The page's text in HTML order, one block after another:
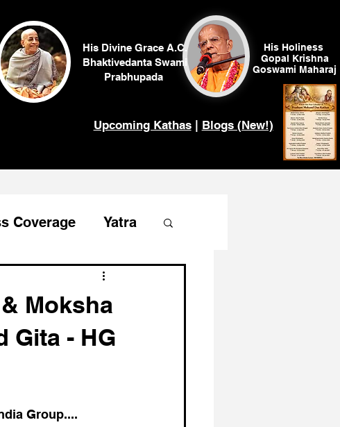
His Divine Grace A.C.
Bhaktivedanta Swami
Prabhupada
His Holiness
Gopal Krishna
Goswami Maharaj
Upcoming Kathas| Blogs (New!)
Coverage Yatra
Moksha
Gita - HG
Group....